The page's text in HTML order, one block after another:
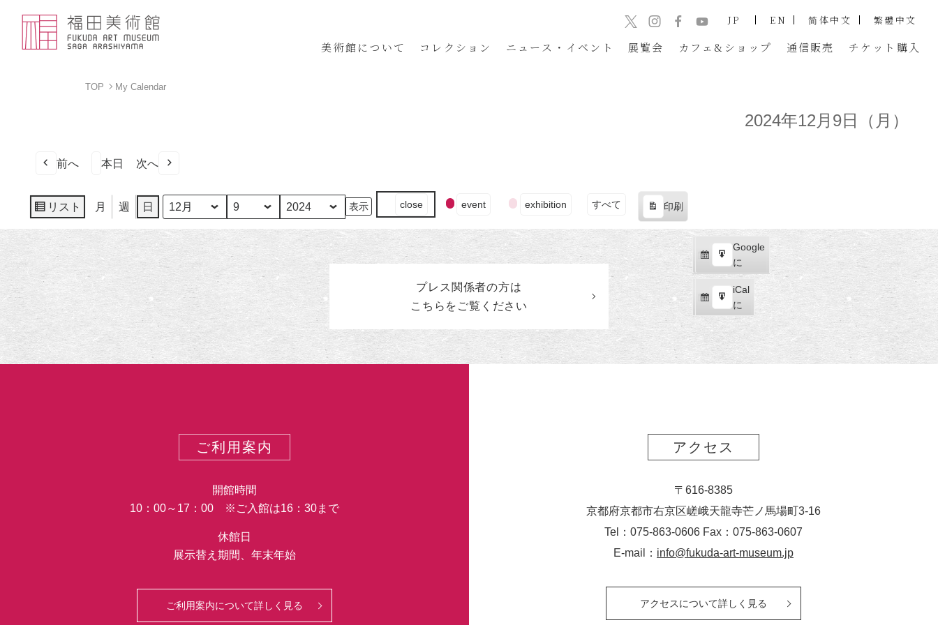
美術館について コレクション ニュース・イベント 展覧会 カフェ&ショップ 通信販売 チケット 購入
JP EN 简体中文 繁體中文
TOP My Calendar
2024年12月9日（月）
前へ 本日 次へ
リスト
表
示
月 週 日
月
日
年
ン
ト
ー
close event exhibition すべて 印刷
示
Google
で
購
読
iCal
で
購
Google
に
エ
ク
ス
ポ
ト
iCal
に
エ
ー
プレス関係者の方は
こちらをご覧ください
ご利用案内
開館時間
10：00～17：00 ※ご入館は16：30まで
休館日
展示替え期間、年末年始
ご利用案内について詳しく見る
アクセス
〒616-8385
京都府京都市右京区嵯峨天龍寺芒ノ馬場町3-16
Tel：075-863-0606 Fax：075-863-0607
E-mail： info@fukuda-art-museum.jp
アクセスについて詳しく見る